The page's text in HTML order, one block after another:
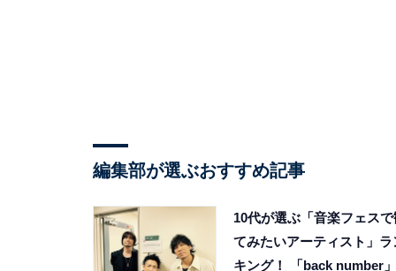
編集部が選ぶおすすめ記事
10代が選ぶ「音楽フェスで
てみたいアーティスト」ラ
キング！ 「back number」